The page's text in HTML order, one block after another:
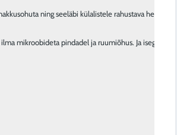
ning seeläbi külalistele rahustava
pindadel ja ruumiõhus. Ja isegi